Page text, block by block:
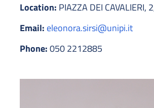
Location: PIAZZA DEI CAVALIERI,
Email: eleonora.sirsi@unipi.it
Phone:050 2212885